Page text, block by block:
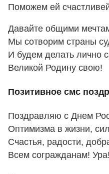
Поможем ей
Давайте общими
Мы сотворим страны
И будем делать лично
Великой Родину свою!
Позитивное смс
Поздравляю с Днем
Оптимизма в жизни,
Счастья, радости,
Всем согражданам! Ура!